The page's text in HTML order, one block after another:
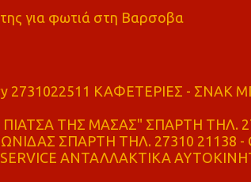
για φωτιά στη Βαρσοβα
2731022511 ΚΑΦΕΤΕΡΙΕΣ - ΣΝΑΚ
ΤΗΣ ΜΑΣΑΣ" ΣΠΑΡΤΗ ΤΗΛ.
ΣΠΑΡΤΗ ΤΗΛ. 27310 21138 -
ΑΝΤΑΛΛΑΚΤΙΚΑ